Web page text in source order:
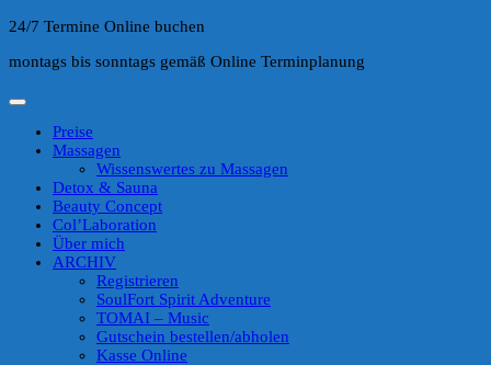
24/7 Termine Online buchen
montags bis sonntags gemäß Online Terminplanung
Preise
Massagen
Wissenswertes zu Massagen
Detox & Sauna
Beauty Concept
Col’Laboration
Über mich
ARCHIV
Registrieren
SoulFort Spirit Adventure
TOMAI – Music
Gutschein bestellen/abholen
Kasse Online